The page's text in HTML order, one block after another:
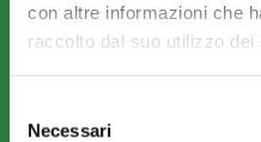
con altre informazioni che
raccolto dal suo utilizzo dei
delNecessari